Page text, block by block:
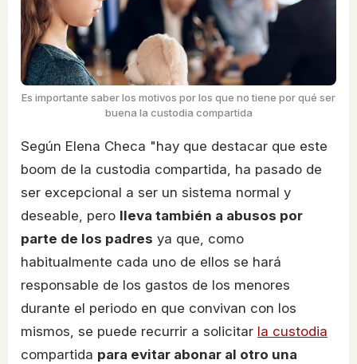
Es importante saber los motivos por los que no tiene por qué ser
buena la custodia compartida
Según Elena Checa "hay que destacar que este
boom de la custodia compartida, ha pasado de
ser excepcional a ser un sistema normal y
deseable, pero lleva también a abusos por
parte de los padres ya que, como
habitualmente cada uno de ellos se hará
responsable de los gastos de los menores
durante el periodo en que convivan con los
mismos, se puede recurrir a solicitar la custodia
compartida para evitar abonar al otro una